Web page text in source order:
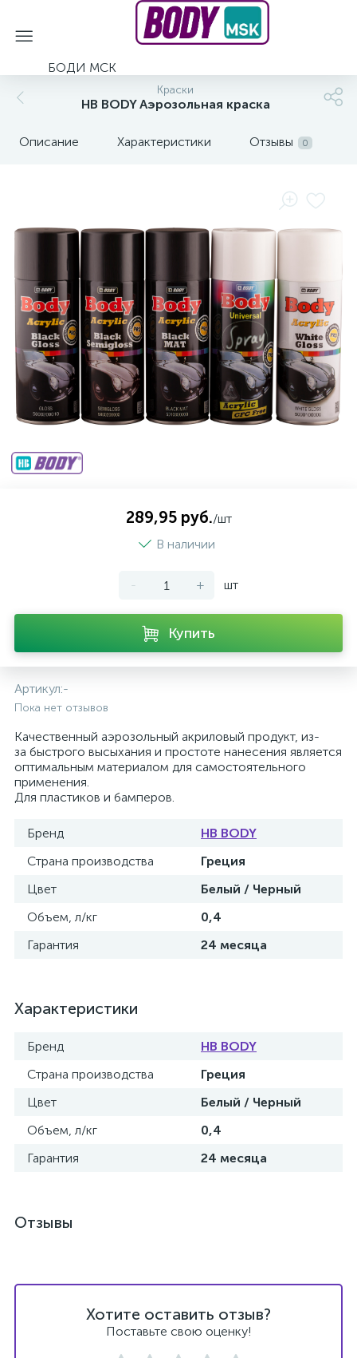
БОДИ МСК
Краски
HB BODY Аэрозольная краска
Описание Характеристики Отзывы 0
289,95 руб./шт
В наличии
- + шт
Купить
Артикул:-
Пока нет отзывов
Качественный аэрозольный акриловый продукт, из-
за быстрого высыхания и простоте нанесения является
оптимальным материалом для самостоятельного
применения.
Для пластиков и бамперов.
Бренд
HB BODY
Страна производства
Греция
Цвет
Белый / Черный
Объем, л/кг
0,4
Гарантия
24 месяца
Характеристики
Бренд
HB BODY
Страна производства
Греция
Цвет
Белый / Черный
Объем, л/кг
0,4
Гарантия
24 месяца
Отзывы
Хотите оставить отзыв?
Поставьте свою оценку!